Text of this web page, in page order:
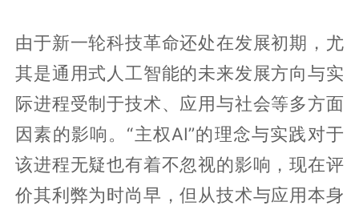
由于新一轮科技革命还处在发展初期，尤
其是通用式人工智能的未来发展方向与实
际进程受制于技术、应用与社会等多方面
因素的影响。“主权AI”的理念与实践对于
该进程无疑也有着不忽视的影响，现在评
价其利弊为时尚早，但从技术与应用本身